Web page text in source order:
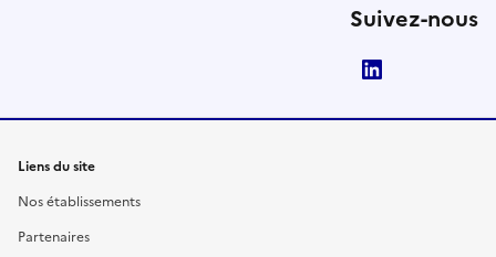
Suivez-nous
Liens du site
Nos établissements
Partenaires